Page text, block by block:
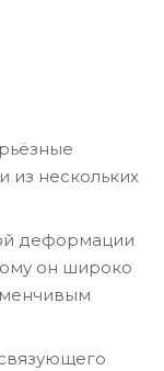
из нескольких
деформации
он широко